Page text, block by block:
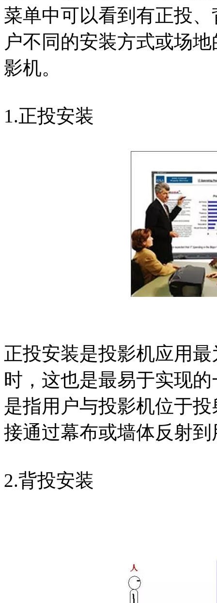
菜单中可以看到有正投
户不同的安装方式或场
影机。
1.正投安装
正投安装是投影机应用
时，这也是最易于实现
是指用户与投影机位于
接通过幕布或墙体反射
2.背投安装